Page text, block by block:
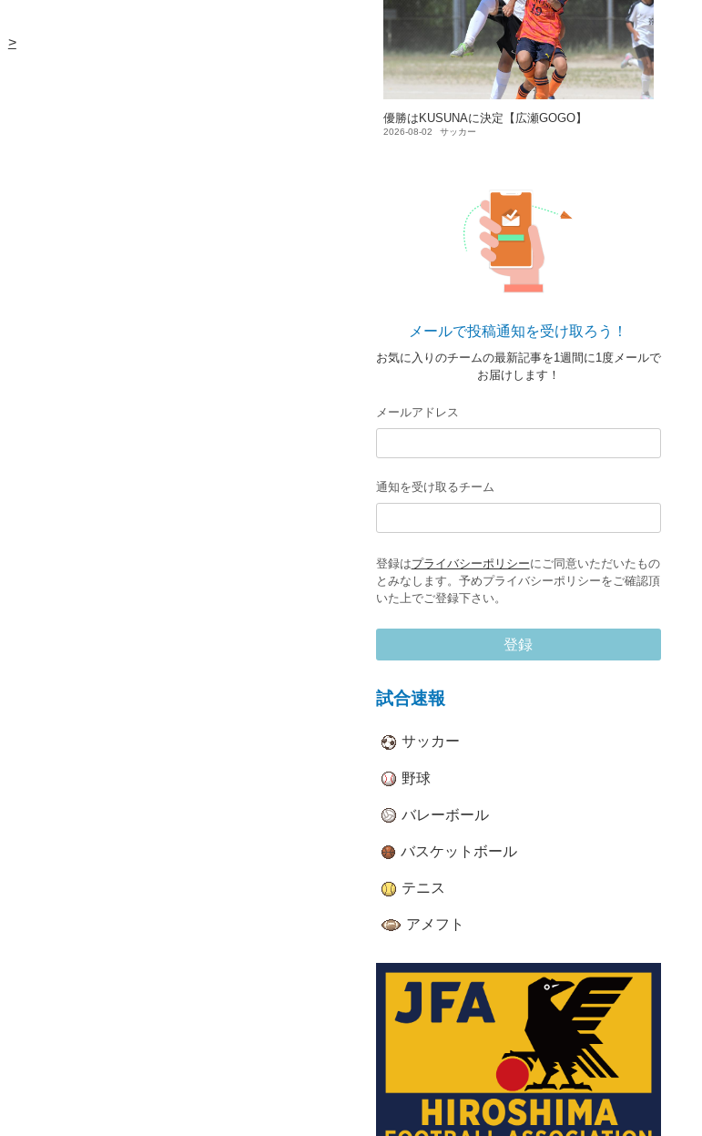
>
優勝はKUSUNAに決定【広瀬GOGO】
2026-08-02 サッカー
メールで投稿通知を受け取ろう！
お気に入りのチームの最新記事を1週間に1度メールで
お届けします！
メールアドレス
通知を受け取るチーム
登録はプライバシーポリシーにご同意いただいたもの
とみなします。予めプライバシーポリシーをご確認頂
いた上でご登録下さい。
登録
試合速報
サッカー
野球
バレーボール
バスケットボール
テニス
アメフト